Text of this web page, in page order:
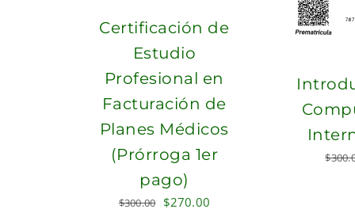
Certificación de
Estudio
Profesional en
Facturación de
Planes Médicos
(Prórroga 1er
pago)
$300.00 Original
$270.00
$